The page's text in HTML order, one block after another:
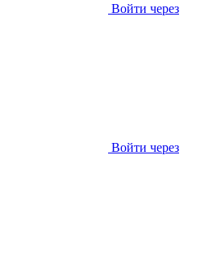
Войти через
Войти через